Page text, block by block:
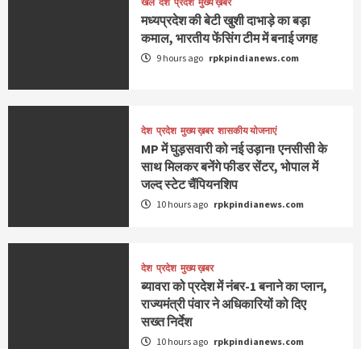
मध्यप्रदेश की बेटी खुशी दाभाड़े का बड़ा
कमाल, भारतीय फेंसिंग टीम में बनाई जगह
9 hours ago rpkpindianews.com
देश प्रदेश मुख्य ख़बर शासकीय योजनाएं
MP में घुड़सवारी को नई उड़ान! एनसीसी के
साथ मिलकर बनेंगे फीडर सेंटर, भोपाल में
जल्द स्टेट चैंपियनशिप
10 hours ago rpkpindianews.com
देश प्रदेश मुख्य ख़बर
ब्यावरा को प्रदेश में नंबर-1 बनाने का प्लान,
राज्यमंत्री पंवार ने अधिकारियों को दिए
सख्त निर्देश
10 hours ago rpkpindianews.com